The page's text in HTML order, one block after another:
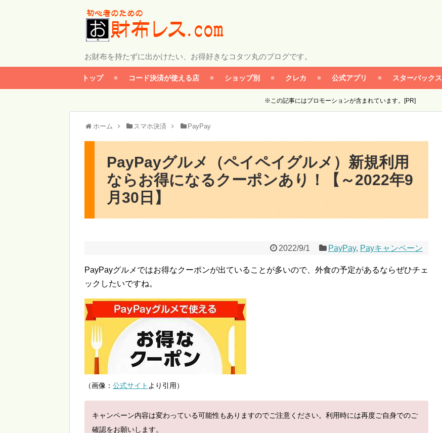
お財布を持たずに出かけたい、お得好きなコタツ丸のブログです。
トップ コード決済が使える店 ショップ別 クレカ 公式アプリ スターバックス
※この記事にはプロモーションが含まれています。[PR]
ホーム スマホ決済 PayPay
PayPayグルメ（ペイペイグルメ）新規利用
ならお得になるクーポンあり！【～2022年9
月30日】
2022/9/1 PayPay, Payキャンペーン
PayPayグルメではお得なクーポンが出ていることが多いので、外食の予定があるならぜひチェ
ックしたいですね。
（画像： 公式サイト より引用）
キャンペーン内容は変わっている可能性もありますのでご注意ください。利用時には再度ご自身でのご
確認をお願いします。